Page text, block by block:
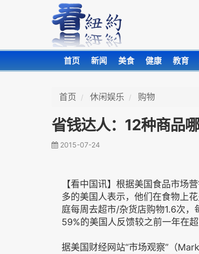
首页 新闻 美食 健康 教育
首页 休闲娱乐 购物
省钱达人：12种商品
2015-07-24
【看中国讯】根据美国食品市场
多的美国人表示，他们在食物上
庭每周去超市/杂货店购物1.6次，
59%的美国人反馈较之前一年在
据美国财经网站“市场观察”（